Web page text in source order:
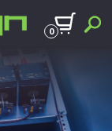
0